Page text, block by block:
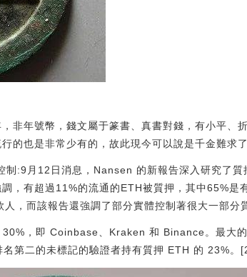
非年號幣，錢文屬于篆書、真書對錢，有小平、
的也是非常少有的，故此現今可以說是千金難求了
:9月12日消息，Nansen 的新報告深入研究了
，有超過11%的流通的ETH被質押，其中65%是
，而該報告還強調了部分實體控制著很大一部分
30%，即 Coinbase、Kraken 和 Binance。最大
第二的未標記的驗證者持有質押 ETH 的 23%